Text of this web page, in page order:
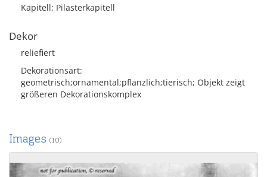
Kapitell; Pilasterkapitell
Dekor
reliefiert
Dekorationsart
geometrisch;ornamental;pflanzlich;tierisch; Objekt zeigt
größeren Dekorationskomplex
Images (10)